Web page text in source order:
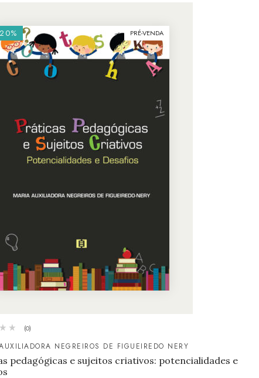
20% PRÉ-VENDA
(0)
NEGREIROS DE FIGUEIREDO NERY
pedagógicas e sujeitos criativos: potencialidades e